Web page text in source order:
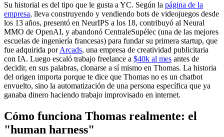
Su historial es del tipo que le gusta a YC. Según la página de la
empresa, lleva construyendo y vendiendo bots de videojuegos desde
los 13 años, presentó en NeurIPS a los 18, contribuyó al Neural
MMO de OpenAI, y abandonó CentraleSupélec (una de las mejores
escuelas de ingeniería francesas) para fundar su primera startup, que
fue adquirida porArcads, una empresa de creatividad publicitaria
con IA. Luego escaló trabajo freelance a $40k al mes antes de
decidir, en sus palabras, clonarse a sí mismo en Thomas. La historia
del origen importa porque te dice que Thomas no es un chatbot
envuelto, sino la automatización de una persona específica que ya
ganaba dinero haciendo trabajo improvisado en internet.
Cómo funciona Thomas realmente: el
"human harness"